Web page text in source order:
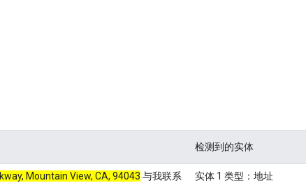
检测到的实体
Mountain View, CA, 94043 与我联系
实体 1 类型：地址